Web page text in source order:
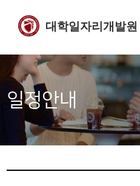
대학일자리개발원
일정안내